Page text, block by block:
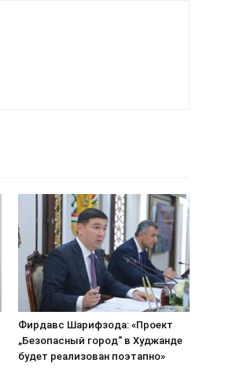
Фирдавс Шарифзода: «Проект
„Безопасный город“ в Худжанде
будет реализован поэтапно»